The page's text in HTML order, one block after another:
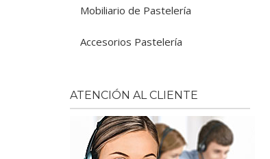
Mobiliario de Pastelería
Accesorios Pastelería
ATENCIÓN AL CLIENTE